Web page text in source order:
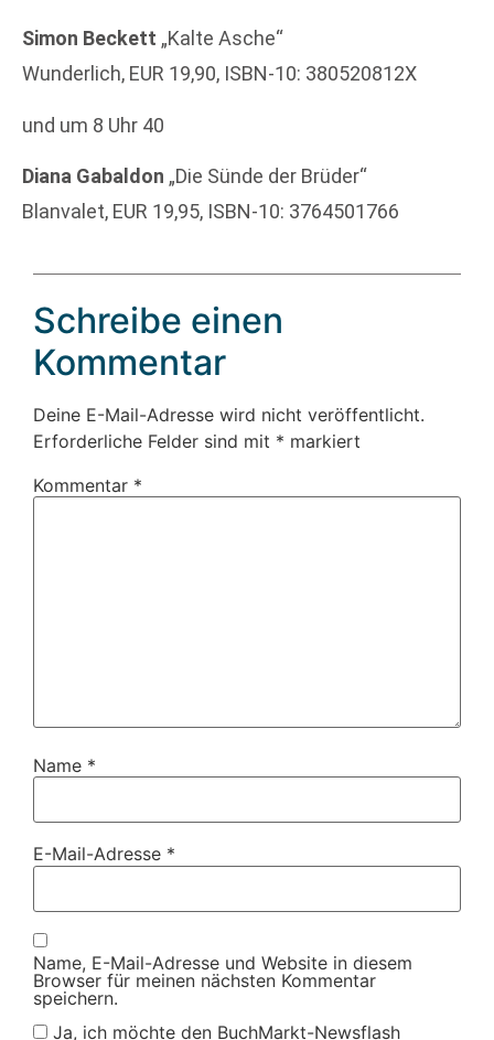
Simon Beckett „Kalte Asche“
Wunderlich, EUR 19,90, ISBN-10: 380520812X
und um 8 Uhr 40
Diana Gabaldon „Die Sünde der Brüder“
Blanvalet, EUR 19,95, ISBN-10: 3764501766
Schreibe einen
Kommentar
Deine E-Mail-Adresse wird nicht veröffentlicht.
Erforderliche Felder sind mit * markiert
Kommentar *
Name *
E-Mail-Adresse *
Name, E-Mail-Adresse und Website in diesem
Browser für meinen nächsten Kommentar
speichern.
Ja, ich möchte den BuchMarkt-Newsflash